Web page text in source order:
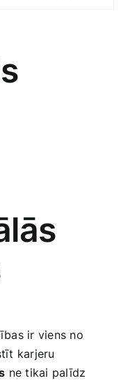
ir ‌viens no
karjeru⁤
ne tikai palīdz